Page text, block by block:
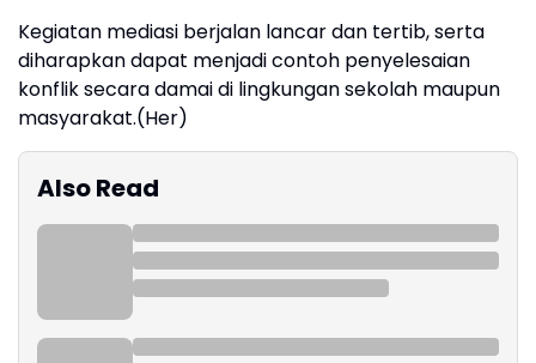
Kegiatan mediasi berjalan lancar dan tertib, serta
diharapkan dapat menjadi contoh penyelesaian
konflik secara damai di lingkungan sekolah maupun
masyarakat.(Her)
Also Read